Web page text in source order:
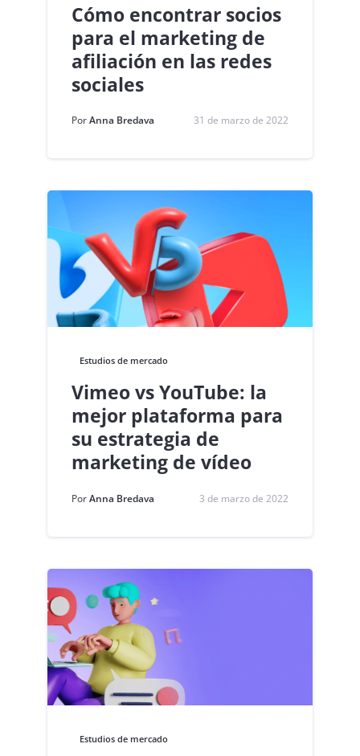
Cómo encontrar socios
para el marketing de
afiliación en las redes
sociales
PorAnna Bredava 31 de marzo de 2022
Estudios de mercado
Vimeo vs YouTube: la
mejor plataforma para
su estrategia de
marketing de vídeo
PorAnna Bredava 3 de marzo de 2022
Estudios de mercado